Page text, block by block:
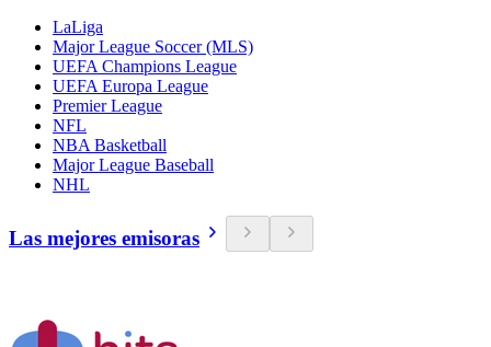
LaLiga
Major League Soccer (MLS)
UEFA Champions League
UEFA Europa League
Premier League
NFL
NBA Basketball
Major League Baseball
NHL
Las mejores emisoras